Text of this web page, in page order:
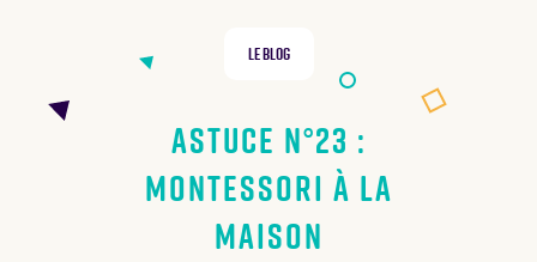
Le Blog
Astuce N°23 :
Montessori à la
maison